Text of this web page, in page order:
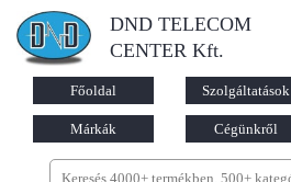
DND TELECOM
CENTER Kft.
Főoldal Szolgáltatások
Márkák Cégünkről